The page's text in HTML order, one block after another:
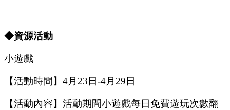
◆資源活動
小遊戲
【活動時間】 4月 23 日-4月 29 日
【活動內容】活動期間小遊戲每日免費遊玩次數翻